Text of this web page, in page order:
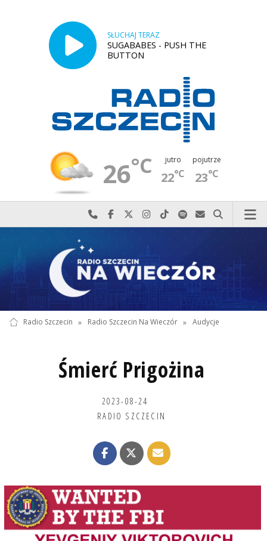
SŁUCHAJ TERAZ
SUGABABES - PUSH THE
BUTTON
26°C jutro
22°C
pojutrze
23°C
Najlepiej po prostu do nas zadzwoń
Odwiedź nas na Facebook-u
Odwiedź nas na X
Odwiedź nas na Instagram-ie
Odwiedź nas na TikTok-u
Szukaj nas na Spotify
Wyślij do nas
Szukaj
Radio Szczecin » Radio Szczecin Na Wieczór » Audycje
Śmierć Prigożina
2023-08-24
RADIO SZCZECIN